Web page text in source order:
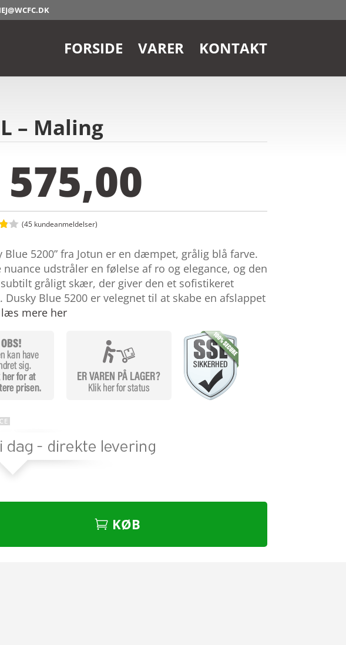
FORSIDE VARER KONTAKT
– Maling
575,00
(45kundeanmeldelser)
Blue 5200” fra Jotun er en dæmpet, grålig blå farve.
nuance udstråler en følelse af ro og elegance, og den
gråligt skær, der giver den et sofistikeret
Dusky Blue 5200 er velegnet til at skabe en afslappet
læs mere her
KØB